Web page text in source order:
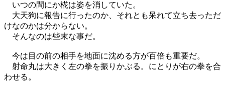
いつの間にか椛は姿を消していた。
大天狗に報告に行ったのか、それとも呆れて立ち去っただ
けなのかは分からない。
そんなのは些末な事だ。
今は目の前の相手を地面に沈める方が百倍も重要だ。
射命丸は大きく左の拳を振りかぶる。にとりが右の拳を合
わせる。